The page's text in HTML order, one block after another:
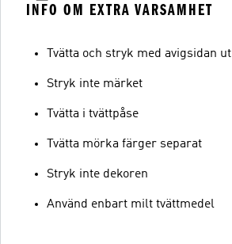
INFO OM EXTRA VARSAMHET
Tvätta och stryk med avigsidan ut
Stryk inte märket
Tvätta i tvättpåse
Tvätta mörka färger separat
Stryk inte dekoren
Använd enbart milt tvättmedel